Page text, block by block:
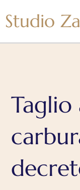
contenuto
Studio
Taglio